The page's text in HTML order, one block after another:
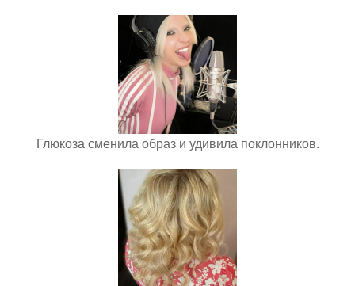
Глюкоза сменила образ и удивила поклонников.